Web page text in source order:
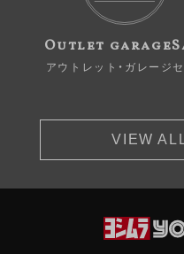
Outlet
アウトレット・ガレージ
VIEW